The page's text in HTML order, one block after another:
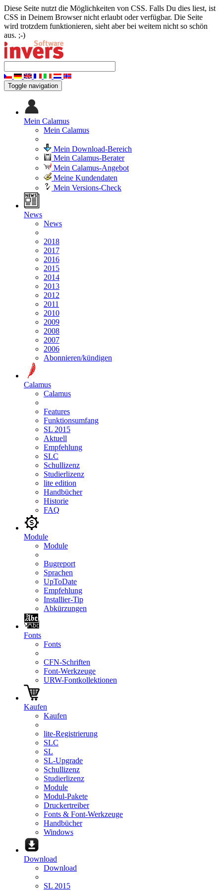
Diese Seite nutzt die Möglichkeiten von CSS. Falls Du dies liest, ist
CSS in Deinem Browser nicht erlaubt oder verfügbar. Die Seite
wird trotzdem funktionieren, sieht aber bei weitem nicht so schön
aus. ;-)
Toggle navigation
Mein Calamus
Mein Calamus
Mein Download-Bereich
Mein Calamus-Berater
Mein Calamus-Angebot
Meine Kundendaten
Mein Versions-Check
News
News
2018
2017
2016
2015
2014
2013
2012
2011
2010
2009
2008
2007
2006
Abonnieren/kündigen
Calamus
Calamus
Features
Funktionsumfang
SL 2015
Aktuell
Empfehlung
SLC
Schullizenz
Studierlizenz
lite edition
Handbücher
Historie
FAQ
Module
Module
Bugreport
Sprachen
UpToDate
Empfehlung
Installier-Tip
Abkürzungen
Fonts
Fonts
CFN-Schriften
Font-Werkzeuge
URW-Fontkollektionen
Kaufen
Kaufen
lite-Registrierung
SLC
SL
SL-Upgrade
Schullizenz
Studierlizenz
Module
Modul-Pakete
Druckertreiber
Fonts & Font-Werkzeuge
Handbücher
Windows
Download
Download
SL 2015